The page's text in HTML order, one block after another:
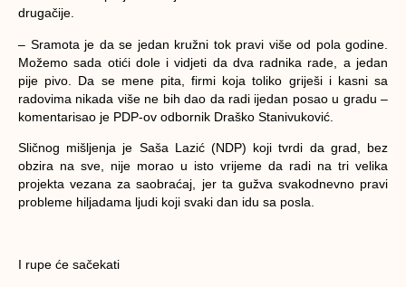
drugačije.
– Sramota je da se jedan kružni tok pravi više od pola godine.
Možemo sada otići dole i vidjeti da dva radnika rade, a jedan
pije pivo. Da se mene pita, firmi koja toliko griješi i kasni sa
radovima nikada više ne bih dao da radi ijedan posao u gradu –
komentarisao je PDP-ov odbornik Draško Stanivuković.
Sličnog mišljenja je Saša Lazić (NDP) koji tvrdi da grad, bez
obzira na sve, nije morao u isto vrijeme da radi na tri velika
projekta vezana za saobraćaj, jer ta gužva svakodnevno pravi
probleme hiljadama ljudi koji svaki dan idu sa posla.
I rupe će sačekati